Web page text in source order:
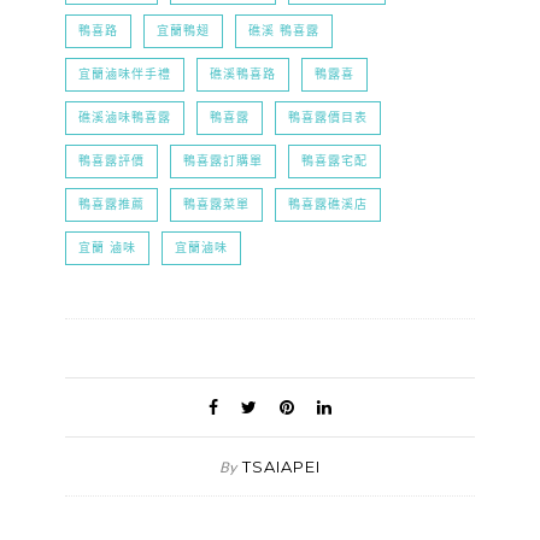
鴨喜路 宜蘭鴨翅 礁溪 鴨喜露
宜蘭滷味伴手禮 礁溪鴨喜路 鴨露喜
礁溪滷味鴨喜露 鴨喜露 鴨喜露價目表
鴨喜露評價 鴨喜露訂購單 鴨喜露宅配
鴨喜露推薦 鴨喜露菜單 鴨喜露礁溪店
宜蘭 滷味 宜蘭滷味
By TSAIAPEI